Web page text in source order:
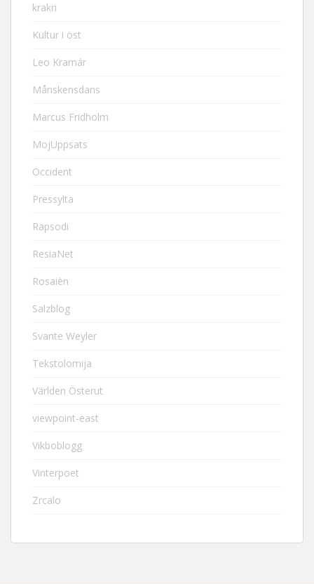
krakri
Kultur i öst
Leo Kramár
Månskensdans
Marcus Fridholm
MojUppsats
Occident
Pressylta
Rapsodi
ResiaNet
Rosaièn
Salzblog
Svante Weyler
Tekstolomija
Världen Österut
viewpoint-east
Vikboblogg
Vinterpoet
Zrcalo